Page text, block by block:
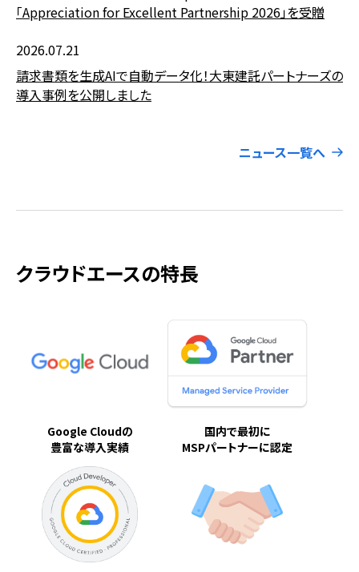
「Appreciation for Excellent Partnership 2026」を受贈
2026.07.21
請求書類を生成AIで自動データ化！大東建託パートナーズの
導入事例を公開しました
ニュース一覧へ
クラウドエースの特長
Google Cloudの
豊富な導入実績
国内で最初に
MSPパートナーに認定